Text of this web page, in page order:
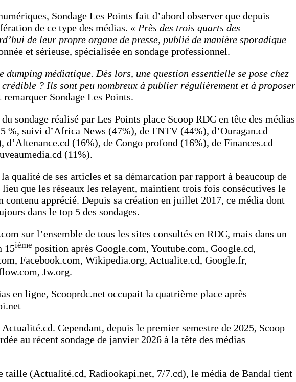
Sondage Les Points fait d’abord observer que depuis
de ce type des médias. « Près des trois quarts des
de leur propre organe de presse, publié de manière sporadique
et sérieuse, spécialisée en sondage professionnel.
médiatique. Dès lors, une question essentielle se pose chez
? Ils sont peu nombreux à publier régulièrement et à proposer
remarquer Sondage Les Points.
sondage réalisé par Les Points place Scoop RDC en tête des médias
%, suivi d’Africa News (47%), de FNTV (44%), d’Ouragan.cd
(16%), de Congo profond (16%), de Finances.cd
(11%).
qualité de ses articles et sa démarcation par rapport à beaucoup de
que les réseaux les relayent, maintient trois fois consécutives le
contenu apprécié. Depuis sa création en juillet 2017, ce média dont
dans le top 5 des sondages.
sur l’ensemble de tous les sites consultés en RDC, mais dans un
15ième position après Google.com, Youtube.com, Google.cd,
Facebook.com, Wikipedia.org, Actualite.cd, Google.fr,
Jw.org.
en ligne, Scooprdc.net occupait la quatrième place après
Cependant, depuis le premier semestre de 2025, Scoop
au récent sondage de janvier 2026 à la tête des médias
taille (Actualité.cd, Radiookapi.net, 7/7.cd), le média de Bandal tient